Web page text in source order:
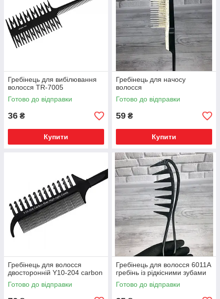
Гребінець для вибілювання
волосся TR-7005
Готово до відправки
36 ₴
Купити
Гребінець для начосу
волосся
Готово до відправки
59 ₴
Купити
Гребінець для волосся
двосторонній Y10-204 carbon
Готово до відправки
Гребінець для волосся 6011A
гребінь із рідкісними зубами
Готово до відправки